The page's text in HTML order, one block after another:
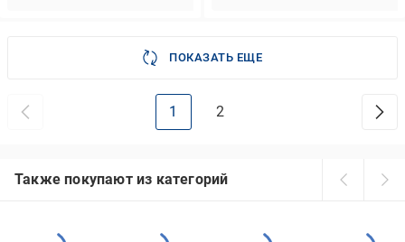
ПОКАЗАТЬ ЕЩЕ
1 2
Также покупают из категорий